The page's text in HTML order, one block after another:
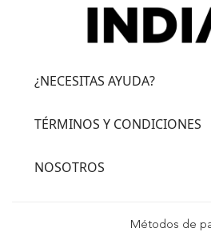
¿NECESITAS AYUDA?
TÉRMINOS Y CONDICIONES
NOSOTROS
Métodos de